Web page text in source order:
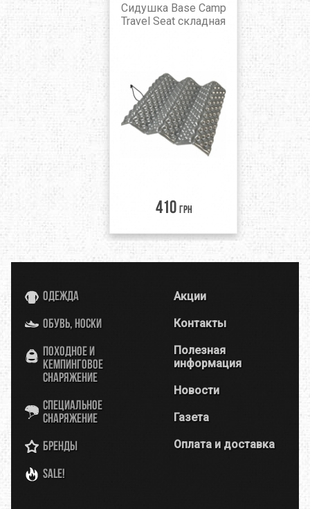
Сидушка Base Camp
Travel Seat складная
410 грн
Одежда
Обувь, носки
Походное и
кемпинговое
снаряжение
Специальное
снаряжение
Бренды
SALE!
Акции
Контакты
Полезная
информация
Новости
Газета
Оплата и доставка